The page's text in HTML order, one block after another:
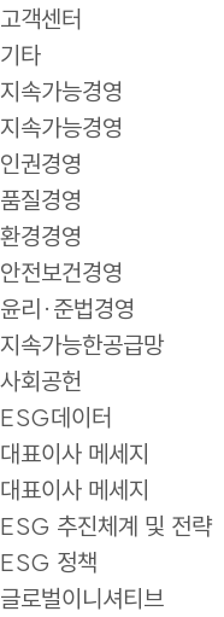
고객센터
기타
지속가능경영
지속가능경영
인권경영
품질경영
환경경영
안전보건경영
윤리·준법경영
지속가능한공급망
사회공헌
ESG데이터
대표이사 메세지
대표이사 메세지
ESG 추진체계 및 전략
ESG 정책
글로벌이니셔티브